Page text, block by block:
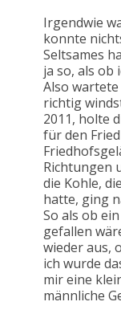
Irgendwie
konnte
Seltsames
ja so, als ob
Also
richtig
2011, holte
für den
Richtungen
die Kohle,
hatte, ging
So als ob
gefallen
wieder aus,
ich wurde
mir eine
männliche